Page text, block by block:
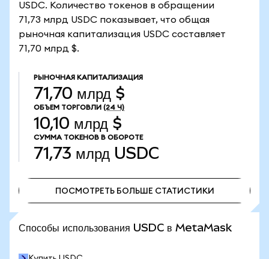
USDC. Количество токенов в обращении
71,73 млрд USDC показывает, что общая
рыночная капитализация USDC составляет
71,70 млрд $.
РЫНОЧНАЯ КАПИТАЛИЗАЦИЯ
71,70 млрд $
ОБЪЕМ ТОРГОВЛИ (24 Ч)
10,10 млрд $
СУММА ТОКЕНОВ В ОБОРОТЕ
71,73 млрд USDC
ПОСМОТРЕТЬ БОЛЬШЕ СТАТИСТИКИ
Способы использования USDC в MetaMask